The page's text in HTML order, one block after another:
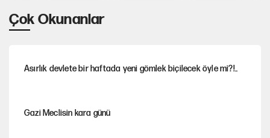
Çok Okunanlar
Asırlık devlete bir haftada yeni gömlek biçilecek öyle mi?!..
Gazi Meclisin kara günü